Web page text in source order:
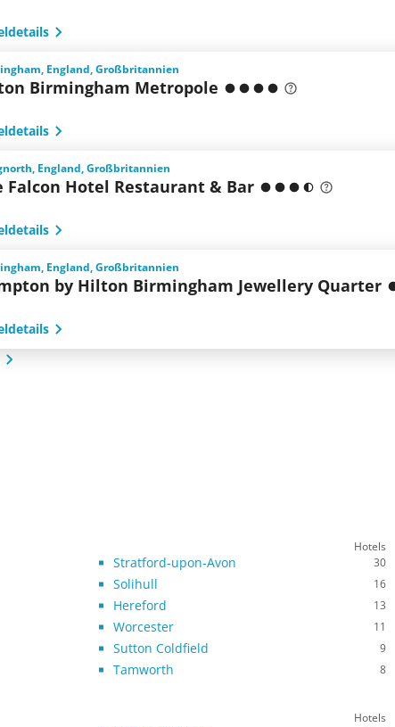
England, Großbritannien
Birmingham Metropole
England, Großbritannien
Falcon Hotel Restaurant & Bar
England, Großbritannien
by Hilton Birmingham Jewellery Quarter
Hotels
Stratford-upon-Avon 30
Solihull 16
Hereford 13
Worcester 11
Sutton Coldfield 9
Tamworth 8
Hotels